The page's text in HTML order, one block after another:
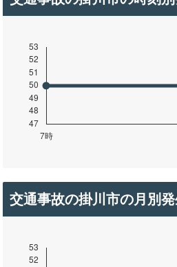
交通事故の掛川市の月別